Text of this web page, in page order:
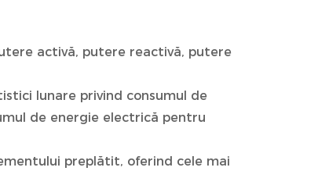
activă, putere reactivă, putere
lunare privind consumul de
de energie electrică pentru
preplătit, oferind cele mai